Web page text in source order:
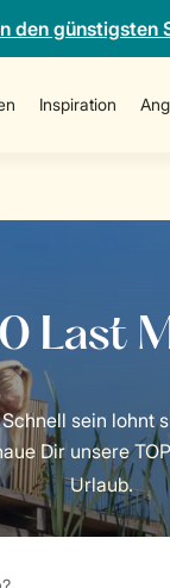
den günstigsten
Inspiration
Dir unsere
Urlaub.